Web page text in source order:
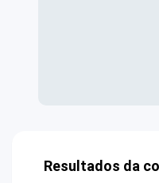
Resultados da